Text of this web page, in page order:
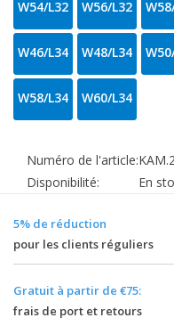
W54/L32 W56/L32
W46/L34 W48/L34
W58/L34 W60/L34
Numéro de l'article:
Disponibilité:
En
5% de réduction
pour les clients réguliers
Gratuit à partir de €75:
frais de port et retours